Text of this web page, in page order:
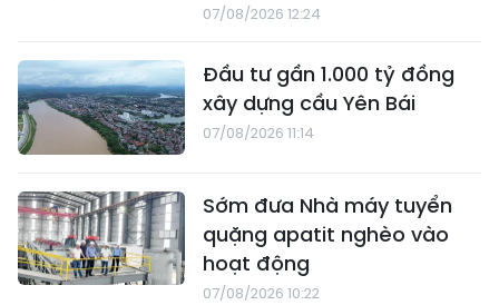
07/08/2026 12:24
Đầu tư gần 1.000 tỷ đồng
xây dựng cầu Yên Bái
07/08/2026 11:14
Sớm đưa Nhà máy tuyển
quặng apatit nghèo vào
hoạt động
07/08/2026 10:22